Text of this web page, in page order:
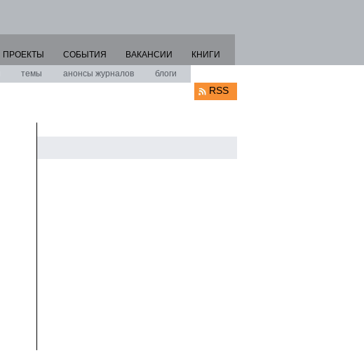
темы анонсы журналов блоги
ПРОЕКТЫ СОБЫТИЯ ВАКАНСИИ КНИГИ
RSS